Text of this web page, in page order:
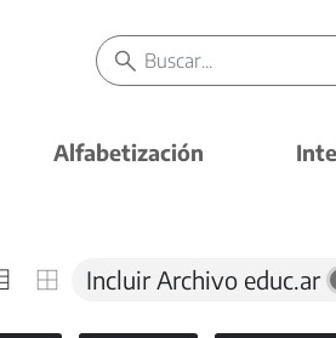
Alfabetización
Incluir Archivo educ.ar